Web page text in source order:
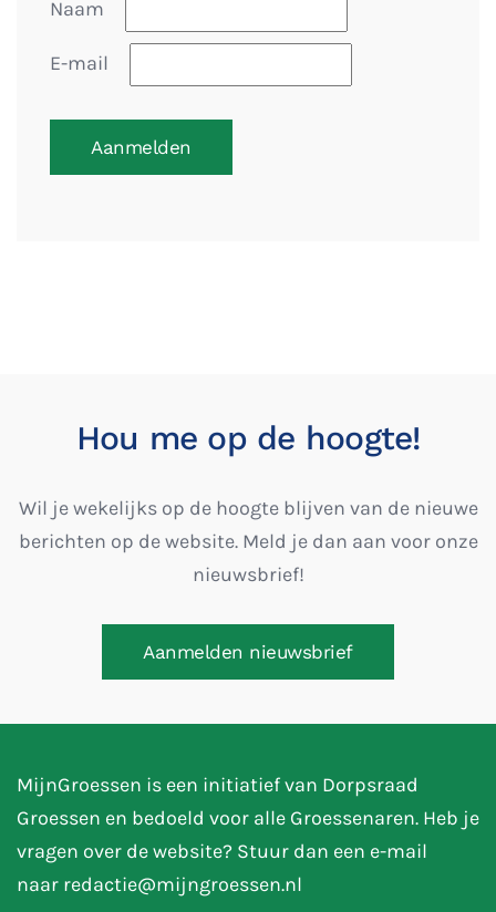
Naam
E-mail
Aanmelden
Hou me op de hoogte!
Wil je wekelijks op de hoogte blijven van de nieuwe
berichten op de website. Meld je dan aan voor onze
nieuwsbrief!
Aanmelden nieuwsbrief
MijnGroessen is een initiatief van Dorpsraad
Groessen en bedoeld voor alle Groessenaren. Heb je
vragen over de website? Stuur dan een e-mail
naar redactie@mijngroessen.nl